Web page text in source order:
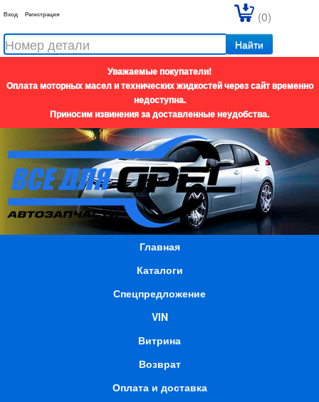
Вход Регистрация
Найти
(0)
Уважаемые покупатели!
Оплата моторных масел и технических жидкостей через сайт временно
недоступна.
Приносим извинения за доставленные неудобства.
Главная
Каталоги
Спецпредложение
VIN
Витрина
Возврат
Оплата и доставка